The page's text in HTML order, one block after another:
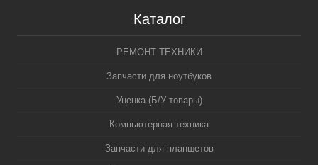
Каталог
РЕМОНТ ТЕХНИКИ
Запчасти для ноутбуков
Уценка (Б/У товары)
Компьютерная техника
Запчасти для планшетов